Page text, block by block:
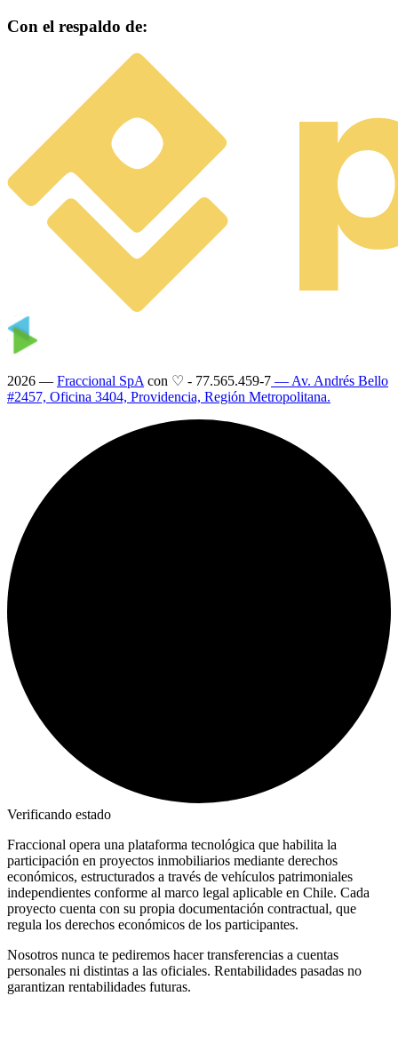
Con el respaldo de:
2026 — Fraccional SpA con ♡ - 77.565.459-7 — Av. Andrés Bello
#2457, Oficina 3404, Providencia, Región Metropolitana.
Verificando estado
Fraccional opera una plataforma tecnológica que habilita la
participación en proyectos inmobiliarios mediante derechos
económicos, estructurados a través de vehículos patrimoniales
independientes conforme al marco legal aplicable en Chile. Cada
proyecto cuenta con su propia documentación contractual, que
regula los derechos económicos de los participantes.
Nosotros nunca te pediremos hacer transferencias a cuentas
personales ni distintas a las oficiales. Rentabilidades pasadas no
garantizan rentabilidades futuras.